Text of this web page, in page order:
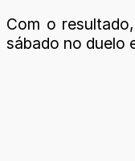
Com o
sábado no duelo